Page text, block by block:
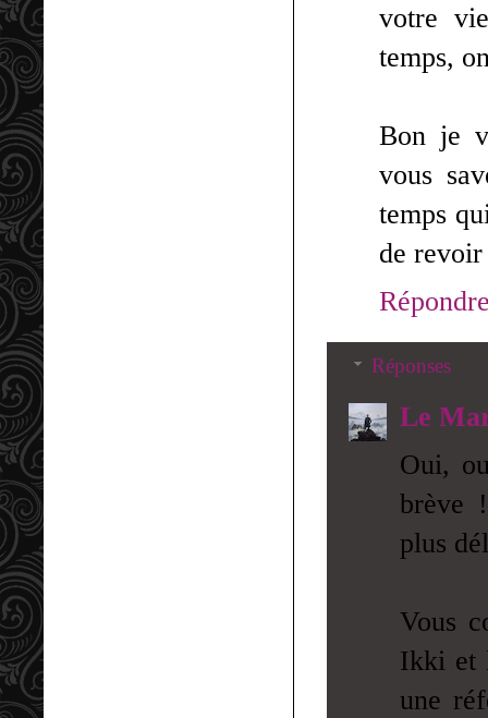
votre
temps,
Bon je
vous
temps
de
Réponses
Le
Oui,
brève
plus
Vous
Ikki et
une